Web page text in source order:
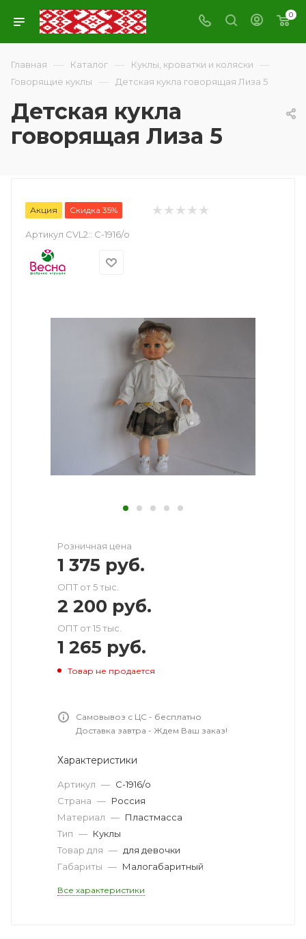
0
Главная — Каталог — Куклы, кроватки и коляски —
Говорящие куклы — Детская кукла говорящая Лиза 5
Детская кукла
говорящая Лиза 5
Акция Скидка 35%
Артикул CVL2:: С-1916/о
Розничная цена
1 375 руб.
ОПТ от 5 тыс.
2 200 руб.
ОПТ от 15 тыс.
1 265 руб.
Товар не продается
Самовывоз с ЦС - бесплатно
Доставка завтра - Ждем Ваш заказ!
Характеристики
Артикул — С-1916/о
Страна — Россия
Материал — Пластмасса
Тип — Куклы
Товар для — для девочки
Габариты — Малогабаритный
Все характеристики